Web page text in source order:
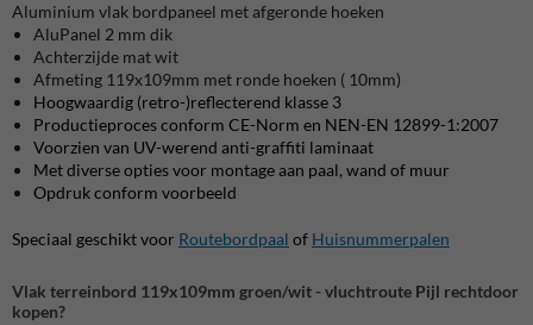
Aluminium vlak bordpaneel met afgeronde hoeken
AluPanel 2 mm dik
Achterzijde mat wit
Afmeting 119x109mm met ronde hoeken ( 10mm)
Hoogwaardig (retro-)reflecterend klasse 3
Productieproces conform CE-Norm en NEN-EN 12899-1:2007
Voorzien van UV-werend anti-graffiti laminaat
Met diverse opties voor montage aan paal, wand of muur
Opdruk conform voorbeeld
Speciaal geschikt voor Routebordpaal of Huisnummerpalen
Vlak terreinbord 119x109mm groen/wit - vluchtroute Pijl rechtdoor
kopen?